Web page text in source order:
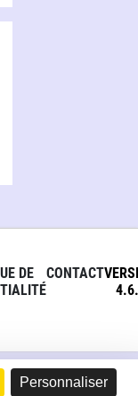
Personnaliser
DE
CONTACT